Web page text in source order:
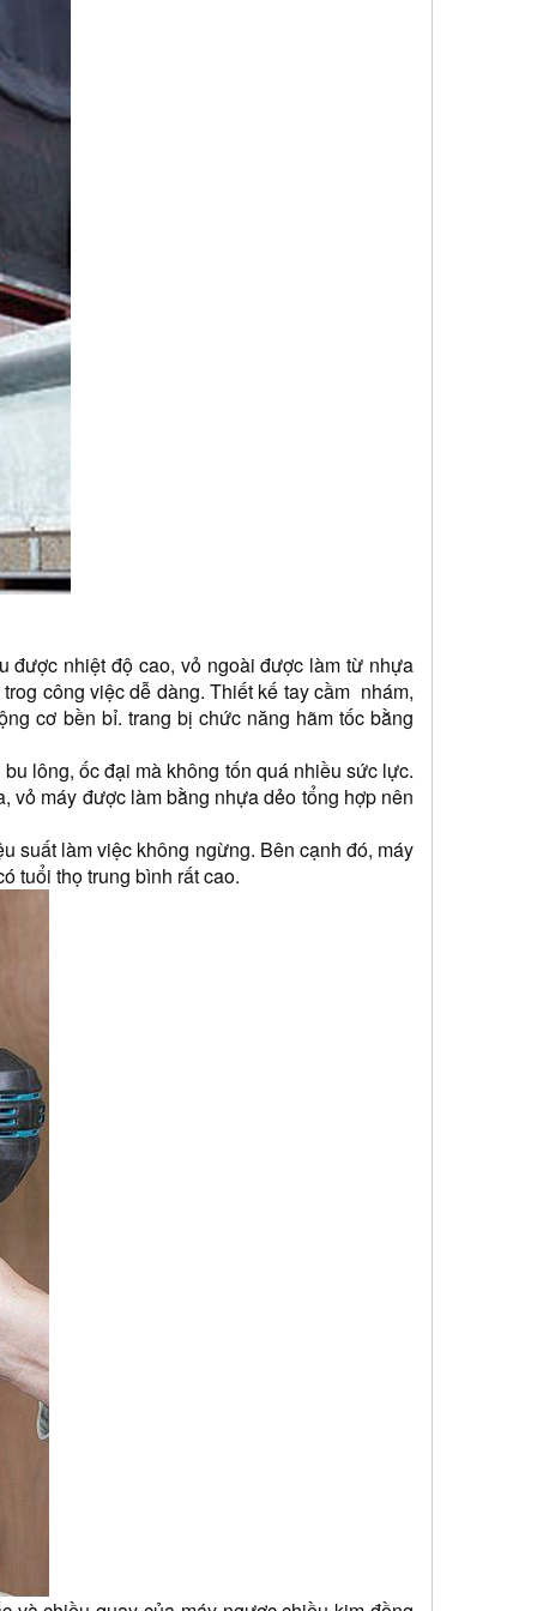
được nhiệt độ cao, vỏ ngoài được làm từ nhựa
công việc dễ dàng. Thiết kế tay cầm  nhám,
cơ bền bỉ. trang bị chức năng hãm tốc bằng
lông, ốc đại mà không tốn quá nhiều sức lực.
vỏ máy được làm bằng nhựa dẻo tổng hợp nên
suất làm việc không ngừng. Bên cạnh đó, máy
tuổi thọ trung bình rất cao.